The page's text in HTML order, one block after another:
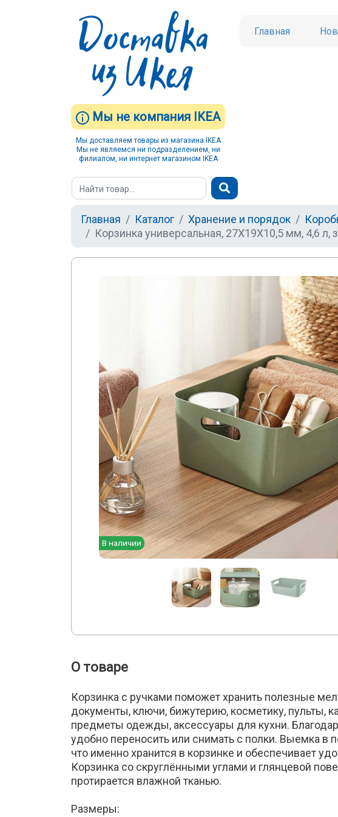
Мы не компания IKEA
Мы доставляем товары из магазина IKEA
Мы не являемся ни подразделением, ни
филиалом, ни интернет магазином IKEA
Главная
Главная Каталог Хранение и порядок
Корзинка универсальная, 27Х19Х10,5 мм, 4,6 л,
В наличии
О товаре
Корзинка с ручками поможет хранить полезные
документы, ключи, бижутерию, косметику, пульты,
предметы одежды, аксессуары для кухни.
удобно переносить или снимать с полки. Выемка в
что именно хранится в корзинке и обеспечивает
Корзинка со скруглёнными углами и глянцевой
протирается влажной тканью.
Размеры: